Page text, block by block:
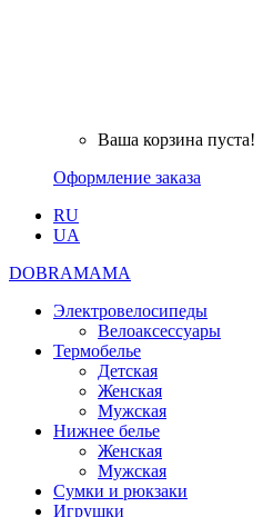
Ваша корзина пуста!
Оформление заказа
RU
UA
DOBRAMAMA
Электровелосипеды
Велоаксессуары
Термобелье
Детская
Женская
Мужская
Нижнее белье
Женская
Мужская
Сумки и рюкзаки
Игрушки